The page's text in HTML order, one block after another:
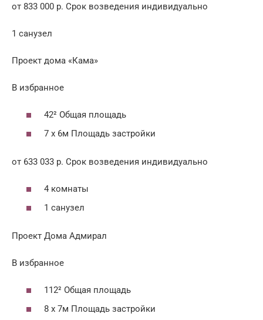
от 833 000 р. Срок возведения индивидуально
1 санузел
Проект дома «Кама»
В избранное
42² Общая площадь
7 x 6м Площадь застройки
от 633 033 р. Срок возведения индивидуально
4 комнаты
1 санузел
Проект Дома Адмирал
В избранное
112² Общая площадь
8 x 7м Площадь застройки